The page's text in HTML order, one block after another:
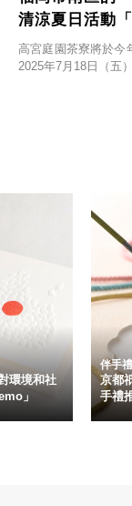
清涼夏日活動
高宮庭園茶寮將於今
2025年7月18日（五
環境和社
」
伴手
京都
手禮